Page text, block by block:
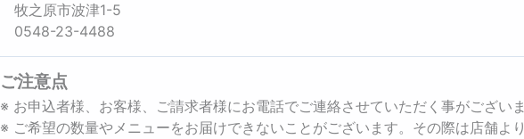
牧之原市波津1-5
0548-23-4488
ご注意点
※ お申込者様、お客様、ご請求者様にお電話でご連絡させていただく事がございま
※ ご希望の数量やメニューをお届けできないことがございます。その際は店舗よ